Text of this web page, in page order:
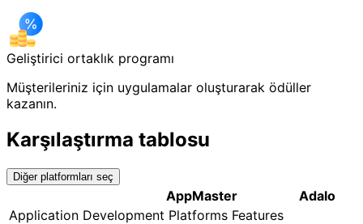
Geliştirici ortaklık programı
Müşterileriniz için uygulamalar oluşturarak ödüller
kazanın.
Karşılaştırma tablosu
Diğer platformları seç
AppMaster
Adalo
Application Development Platforms Features